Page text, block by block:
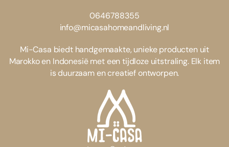
0646788355
info@micasahomeandliving.nl
Mi-Casa biedt handgemaakte, unieke producten uit
Marokko en Indonesië met een tijdloze uitstraling. Elk item
is duurzaam en creatief ontworpen.